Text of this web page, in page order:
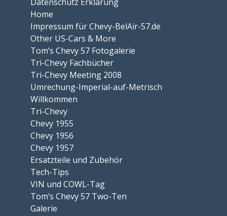
Home
Impressum für Chevy-BelAir-57.de
Other US-Cars & More
Tom’s Chevy 57 Fotogalerie
Tri-Chevy Fachbücher
Tri-Chevy Meeting 2008
Umrechung-Imperial-auf-Metrisch
Willkommen
Tri-Chevy
Chevy 1955
Chevy 1956
Chevy 1957
Ersatzteile und Zubehör
Tech-Tips
VIN und COWL-Tag
Tom’s Chevy 57 Two-Ten
Galerie